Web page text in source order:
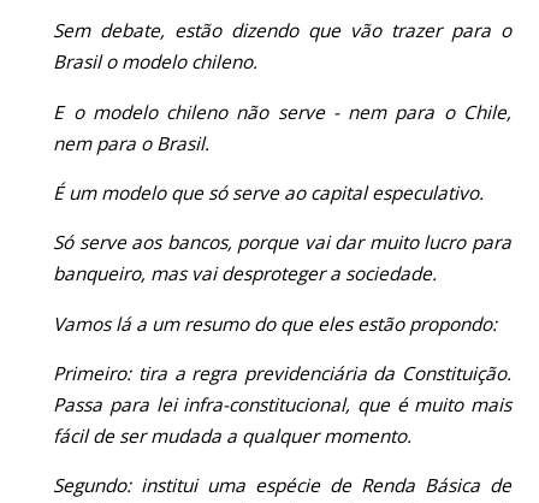
Sem debate, estão dizendo que vão trazer para o
Brasil o modelo chileno.
E o modelo chileno não serve - nem para o Chile,
nem para o Brasil.
É um modelo que só serve ao capital especulativo.
Só serve aos bancos, porque vai dar muito lucro para
banqueiro, mas vai desproteger a sociedade.
Vamos lá a um resumo do que eles estão propondo:
Primeiro: tira a regra previdenciária da Constituição.
Passa para lei infra-constitucional, que é muito mais
fácil de ser mudada a qualquer momento.
Segundo: institui uma espécie de Renda Básica de